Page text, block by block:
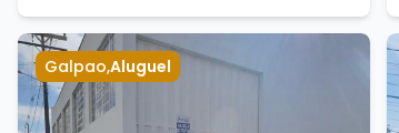
Galpao,Aluguel